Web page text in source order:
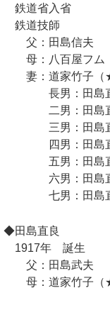
鉄道省入省
鉄道技師
父：田島信夫
母：八百屋フム（
妻：道家竹子（★
長男：田島
二男：田島
三男：田島
四男：田島
五男：田島
六男：田島
七男：田島
◆田島直良
1917年 誕生
父：田島武夫
母：道家竹子（★